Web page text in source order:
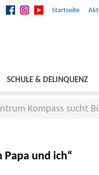
Startseite
SCHULE & DELINQUENZ
Kompass sucht
und ich“